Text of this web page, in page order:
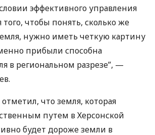
эффективного управления
чтобы понять, сколько же
нужно иметь четкую картину
прибыли способна
в региональном разрезе”, —
что земля, которая
путем в Херсонской
будет дороже земли в